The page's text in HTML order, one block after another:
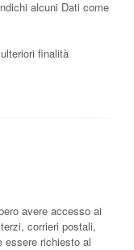
alcuni Dati come
finalità
avere accesso ai
corrieri postali,
essere richiesto al